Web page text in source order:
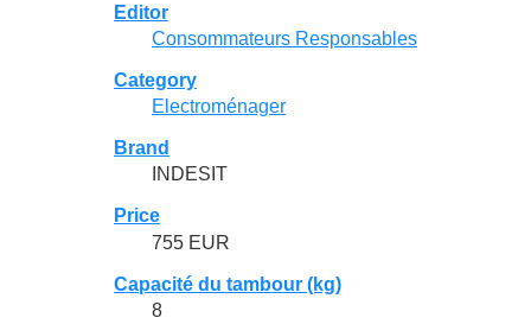
Editor
Consommateurs Responsables
Category
Electroménager
Brand
INDESIT
Price
755 EUR
Capacité du tambour (kg)
8